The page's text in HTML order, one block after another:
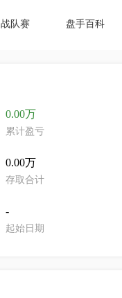
战队赛 盘手百科
0.00万
累计盈亏
0.00万
存取合计
-
起始日期